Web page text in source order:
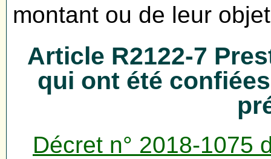
montant ou de leur
Article R2122-7
qui ont été
Décret n° 2018-1075